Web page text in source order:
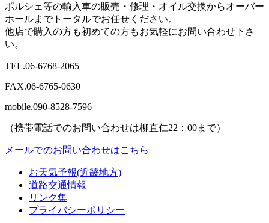
ポルシェ等の輸入車の販売・修理・オイル交換からオーバー
ホールまでトータルでお任せください。
他店で購入の方も初めての方もお気軽にお問い合わせ下さ
い。
TEL.06-6768-2065
FAX.06-6765-0630
mobile.090-8528-7596
（携帯電話でのお問い合わせは柳直仁22：00まで）
メールでのお問い合わせはこちら
お天気予報(近畿地方)
道路交通情報
リンク集
プライバシーポリシー